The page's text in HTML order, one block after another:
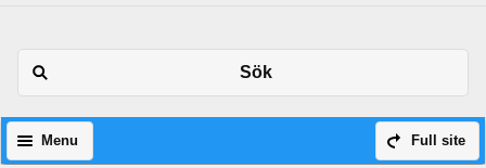
Sök
Full site
Menu